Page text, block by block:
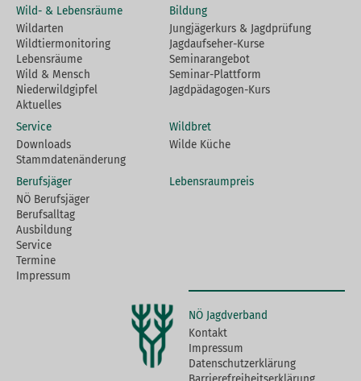
Wild- & Lebensräume
Wildarten
Wildtiermonitoring
Lebensräume
Wild & Mensch
Niederwildgipfel
Aktuelles
Bildung
Jungjägerkurs & Jagdprüfung
Jagdaufseher-Kurse
Seminarangebot
Seminar-Plattform
Jagdpädagogen-Kurs
Service
Downloads
Stammdatenänderung
Wildbret
Wilde Küche
Berufsjäger
NÖ Berufsjäger
Berufsalltag
Ausbildung
Service
Termine
Impressum
Lebensraumpreis
NÖ Jagdverband
Kontakt
Impressum
Datenschutzerklärung